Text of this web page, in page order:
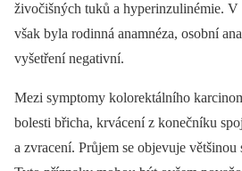
živočišných tuků a hyperinzulinémie. V
však byla rodinná anamnéza, osobní
vyšetření negativní.
Mezi symptomy kolorektálního
bolesti břicha, krvácení z konečníku
a zvracení. Průjem se objevuje většinou